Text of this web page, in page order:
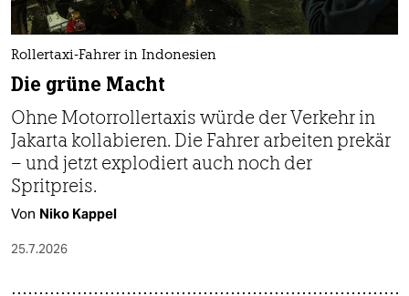
Rollertaxi-Fahrer in Indonesien
Die grüne Macht
Ohne Motorrollertaxis würde der Verkehr in
Jakarta kollabieren. Die Fahrer arbeiten prekär
– und jetzt explodiert auch noch der
Spritpreis.
Von Niko Kappel
25.7.2026